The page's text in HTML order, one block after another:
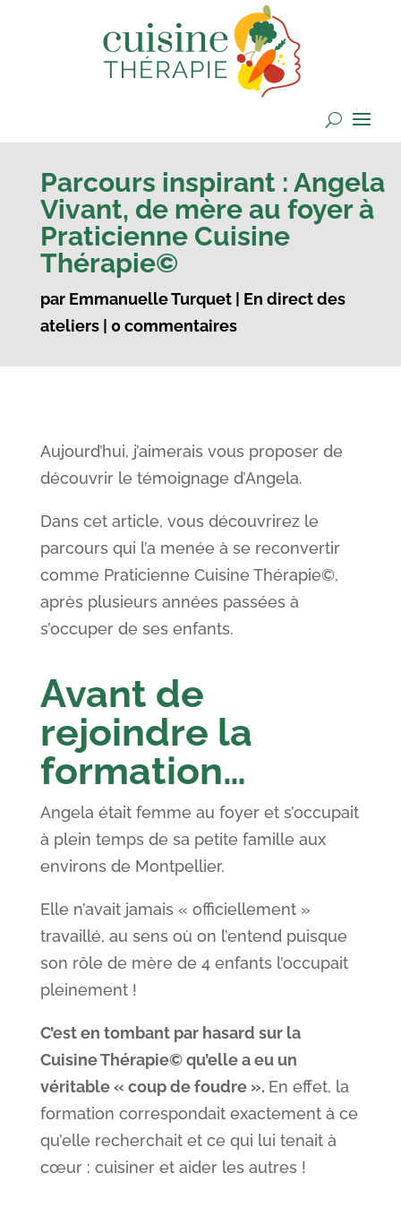
Parcours inspirant : Angela
Vivant, de mère au foyer à
Praticienne Cuisine
Thérapie©
par Emmanuelle Turquet| En direct des
ateliers| 0 commentaires
Aujourd’hui, j’aimerais vous proposer de
découvrir le témoignage d’Angela.
Dans cet article, vous découvrirez le
parcours qui l’a menée à se reconvertir
comme Praticienne Cuisine Thérapie©,
après plusieurs années passées à
s’occuper de ses enfants.
Avant de
rejoindre la
formation…
Angela était femme au foyer et s’occupait
à plein temps de sa petite famille aux
environs de Montpellier.
Elle n’avait jamais « officiellement »
travaillé, au sens où on l’entend puisque
son rôle de mère de 4 enfants l’occupait
pleinement !
C’est en tombant par hasard sur la
Cuisine Thérapie© qu’elle a eu un
véritable « coup de foudre ». En effet, la
formation correspondait exactement à ce
qu’elle recherchait et ce qui lui tenait à
cœur : cuisiner et aider les autres !